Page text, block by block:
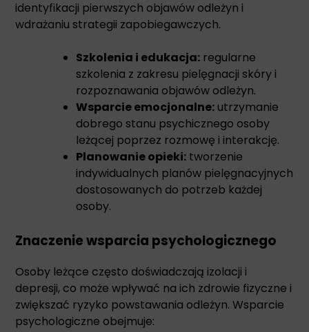
identyfikacji pierwszych objawów odleżyn i
wdrażaniu strategii zapobiegawczych.
Szkolenia i edukacja: regularne
szkolenia z zakresu pielęgnacji skóry i
rozpoznawania objawów odleżyn.
Wsparcie emocjonalne:utrzymanie
dobrego stanu psychicznego osoby
leżącej poprzez rozmowę i interakcję.
Planowanie opieki: tworzenie
indywidualnych planów pielęgnacyjnych
dostosowanych do potrzeb każdej
osoby.
Znaczenie wsparcia psychologicznego
Osoby leżące często doświadczają izolacji i
depresji, co może wpływać na ich zdrowie fizyczne i
zwiększać ryzyko powstawania odleżyn. Wsparcie
psychologiczne obejmuje: